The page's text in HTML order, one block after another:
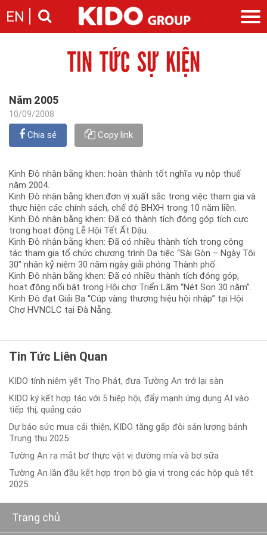
EN
Câu chuyện KIDO
Cam kết của KIDO
Nhà sáng lập
Ngành bánh
Tin tức
Tin tức & sự kiện
Thông cáo báo chí của tập đoàn
Nhà đầu tư
Thông điệp
Thông tin cổ phần
Các công ty thành viên
Liên hệ
Liên hệ
Giới thiệu
Nhu cầu tuyển dụng
TIN TỨC SỰ KIỆN
Năm 2005
10/09/2008
Chia sẻ Copy link
Kinh Đô nhận bằng khen: hoàn thành tốt nghĩa vụ nộp thuế
năm 2004.
Kinh Đô nhận bằng khen:đơn vị xuất sắc trong việc tham gia và
thực hiện các chính sách, chế độ BHXH trong 10 năm liền.
Kinh Đô nhận bằng khen: Đã có thành tích đóng góp tích cực
trong hoạt động Lễ Hội Tết Ất Dậu.
Kinh Đô nhận bằng khen: Đã có nhiều thành tích trong công
tác tham gia tổ chức chương trình Dạ tiệc “Sài Gòn – Ngày Tôi
30” nhân kỷ niệm 30 năm ngày giải phóng Thành phố.
Kinh Đô nhận bằng khen: Đã có nhiều thành tích đóng góp,
hoạt động nổi bật trong Hội chợ Triển Lãm “Nét Son 30 năm”.
Kinh Đô đạt Giải Ba “Cúp vàng thương hiệu hội nhập” tại Hội
Chợ HVNCLC tại Đà Nẵng.
Tin Tức Liên Quan
KIDO tính niêm yết Thọ Phát, đưa Tường An trở lại sàn
KIDO ký kết hợp tác với 5 hiệp hội, đẩy mạnh ứng dụng AI vào
tiếp thị, quảng cáo
Dự báo sức mua cải thiện, KIDO tăng gấp đôi sản lượng bánh
Trung thu 2025
Tường An ra mắt bơ thực vật vị đường mía và bơ sữa
Tường An lần đầu kết hợp trọn bộ gia vị trong các hộp quà tết
2025
Trang chủ